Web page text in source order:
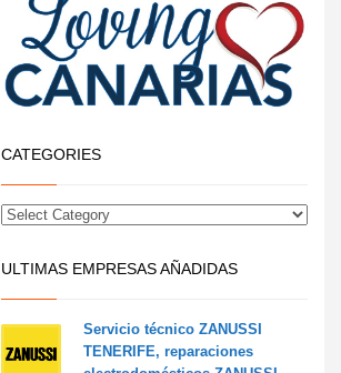
CATEGORIES
ULTIMAS EMPRESAS AÑADIDAS
Servicio técnico ZANUSSI
TENERIFE, reparaciones